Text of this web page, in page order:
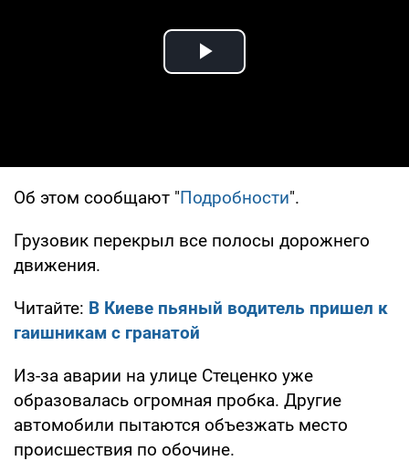
Play Video
Об этом сообщают "Подробности".
Грузовик перекрыл все полосы дорожнего
движения.
Читайте: В Киеве пьяный водитель пришел к
гаишникам с гранатой
Из-за аварии на улице Стеценко уже
образовалась огромная пробка. Другие
автомобили пытаются объезжать место
происшествия по обочине.